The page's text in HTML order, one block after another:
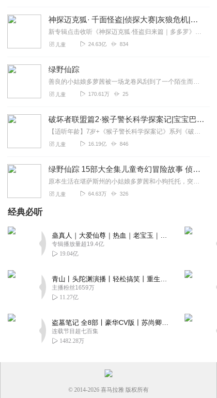
神探迈克狐· 千面怪盗|侦探大赛|灰狼危机|多多罗
新专辑点击收听《神探迈克狐·怪盗归来篇｜多多罗》！！！>>>点击进入主播橱窗购买《神探迈克狐》系列图书吧!<<<多多罗故事【点击前往】收听多多罗其他好玩有趣的故...
儿童 24.63亿 834
绿野仙踪
善良的小姑娘多萝茜被一场龙卷风刮到了一个陌生而神奇的国度——奥兹国，并迷失了回家的路。在那里，她陆续结识了没脑子的稻草人、没爱心的铁皮人和胆小的狮子，他们为了实...
儿童 170.61万 25
破坏者联盟篇2·猴子警长科学探案记|宝宝巴士故事
【适听年龄】7岁+《猴子警长科学探案记》系列《破坏者联盟篇1·猴子警长科学探案记》>>>《破坏者联盟篇2·猴子警长科学探案记》>>>《破坏者联盟篇3·猴子警长科...
儿童 16.19亿 846
绿野仙踪 15部大全集儿童奇幻冒险故事 侦探探险
原本生活在堪萨斯州的小姑娘多萝茜和小狗托托，突然被一阵威力无比的龙卷风吹到了异国他乡——奥芝国。多萝茜渴望回到家乡，回到疼她爱她的爱姆婶婶和亨利叔叔身边。为此她...
儿童 64.63万 326
经典必听
专辑播放量超19.4亿
19.04亿
主播粉丝1659万
11.27亿
连载节目超七百集
1482.28万
© 2014-2026 喜马拉雅 版权所有